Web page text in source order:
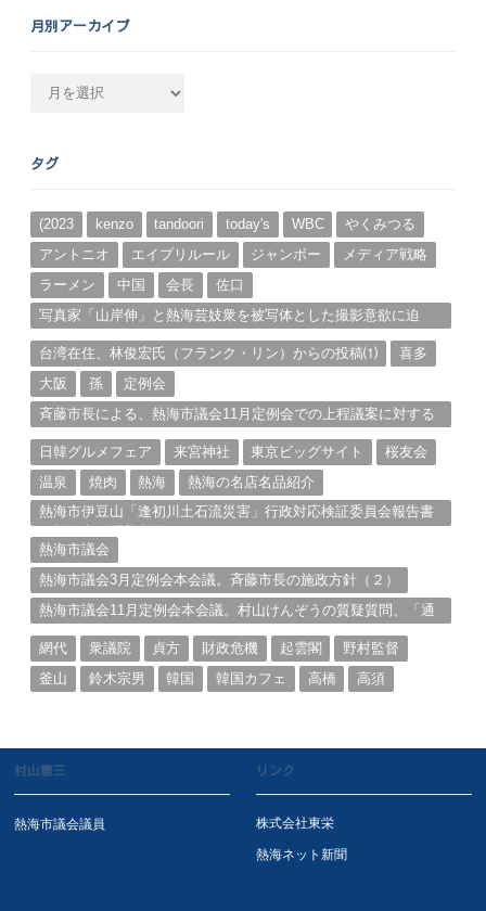
月別アーカイブ
カ
ブ
タグ
(2023 kenzo tandoori today's WBC
やくみつる
アントニオ
エイプリルール ジャンボー
メディア戦略
ラーメン
中国 会長
佐口
写真家「山岸伸」と熱海芸妓衆を被写体とした撮影意欲に迫
台湾在住、林俊宏氏（フランク・リン）からの投稿⑴
喜多
大阪
孫
定例会
斉藤市長による、熱海市議会11月定例会での上程議案に対する
日韓グルメフェア
来宮神社 東京ビッグサイト
桜友会
温泉
焼肉 熱海
熱海の名店名品紹介
熱海市伊豆山「逢初川土石流災害」行政対応検証委員会報告書
熱海市議会
熱海市議会3月定例会本会議。斉藤市長の施政方針（２）
熱海市議会11月定例会本会議。村山けんぞうの質疑質問、「通
網代
衆議院 貞方 財政危機 起雲閣
野村監督
釜山
鈴木宗男 韓国 韓国カフェ 高橋 高須
村山憲三
熱海市議会議員
リンク
株式会社東栄
熱海ネット新聞